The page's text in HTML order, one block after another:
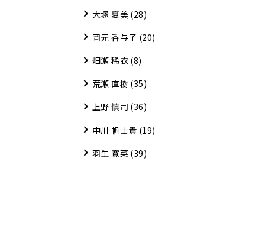
大塚 夏美 (28)
岡元 香与子 (20)
畑瀬 稀衣 (8)
荒瀬 直樹 (35)
上野 慎司 (36)
中川 帆士貴 (19)
羽生 寛菜 (39)